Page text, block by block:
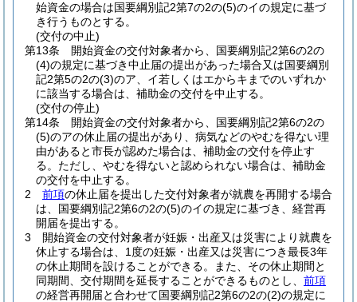
始資金の場合は国要綱別記2第7の2の(5)のイの規定に基づ
き行うものとする。
(交付の中止)
第13条
開始資金の交付対象者から、国要綱別記2第6の2の
(4)の規定に基づき中止届の提出があった場合又は国要綱別
記2第5の2の(3)のア、イ若しくはエからキまでのいずれか
に該当する場合は、補助金の交付を中止する。
(交付の停止)
第14条
開始資金の交付対象者から、国要綱別記2第6の2の
(5)のアの休止届の提出があり、病気などのやむを得ない理
由があると市長が認めた場合は、補助金の交付を停止す
る。 ただし、やむを得ないと認められない場合は、補助金
の交付を中止する。
2
前項の休止届を提出した交付対象者が就農を再開する場合
は、国要綱別記2第6の2の(5)のイの規定に基づき、経営再
開届を提出する。
3
開始資金の交付対象者が妊娠・出産又は災害により就農を
休止する場合は、1度の妊娠・出産又は災害につき最長3年
の休止期間を設けることができる。
また、その休止期間と
同期間、交付期間を延長することができるものとし、 前項
の経営再開届と合わせて国要綱別記2第6の2の(2)の規定に